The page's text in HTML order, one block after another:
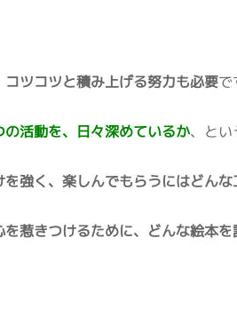
ツコツと積み上げる努力も必要で
活動を、日々深めているか、とい
強く、楽しんでもらうにはどん
惹きつけるために、どんな絵本